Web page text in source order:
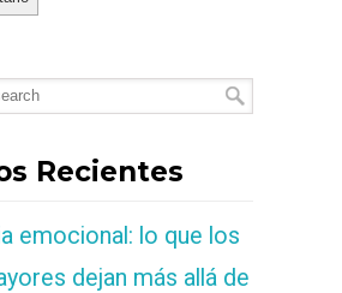
Recientes
emocional: lo que los
dejan más allá de